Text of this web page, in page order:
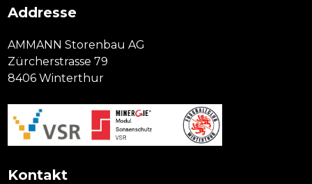
Addresse
AMMANN Storenbau AG
Zürcherstrasse 79
8406 Winterthur
Kontakt